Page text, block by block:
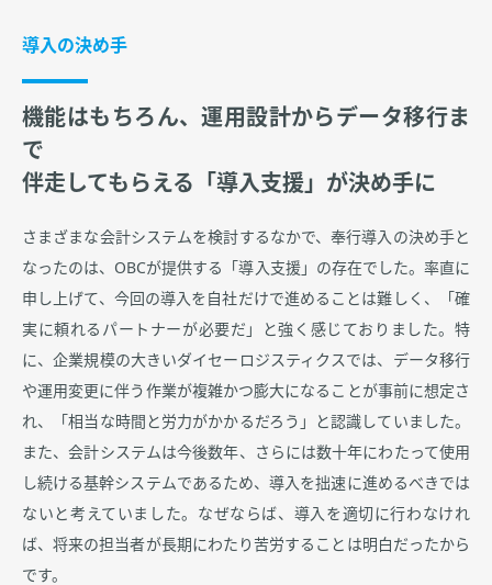
導入の決め手
機能はもちろん、運用設計からデータ移行ま
で
伴走してもらえる「導入支援」が決め手に
さまざまな会計システムを検討するなかで、奉行導入の決め手と
なったのは、OBCが提供する「導入支援」の存在でした。率直に
申し上げて、今回の導入を自社だけで進めることは難しく、「確
実に頼れるパートナーが必要だ」と強く感じておりました。特
に、企業規模の大きいダイセーロジスティクスでは、データ移行
や運用変更に伴う作業が複雑かつ膨大になることが事前に想定さ
れ、「相当な時間と労力がかかるだろう」と認識していました。
また、会計システムは今後数年、さらには数十年にわたって使用
し続ける基幹システムであるため、導入を拙速に進めるべきでは
ないと考えていました。なぜならば、導入を適切に行わなけれ
ば、将来の担当者が長期にわたり苦労することは明白だったから
です。